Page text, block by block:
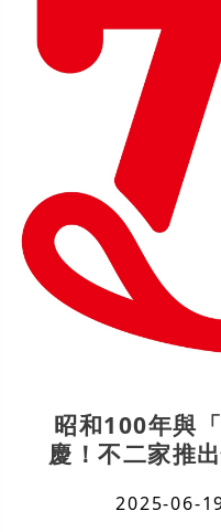
昭和100年與
慶！不二家推
2025-06-